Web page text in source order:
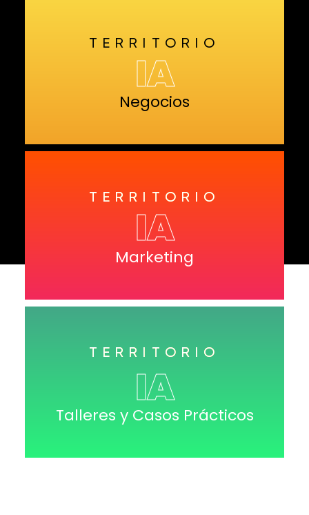
TERRITORIO
IA
Negocios
TERRITORIO
IA
Marketing
TERRITORIO
IA
Talleres y Casos Prácticos